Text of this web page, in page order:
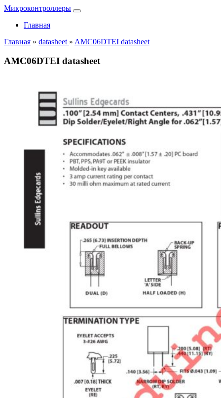
Микроконтроллеры
Главная
Главная » datasheet » AMC06DTEI datasheet
AMC06DTEI datasheet